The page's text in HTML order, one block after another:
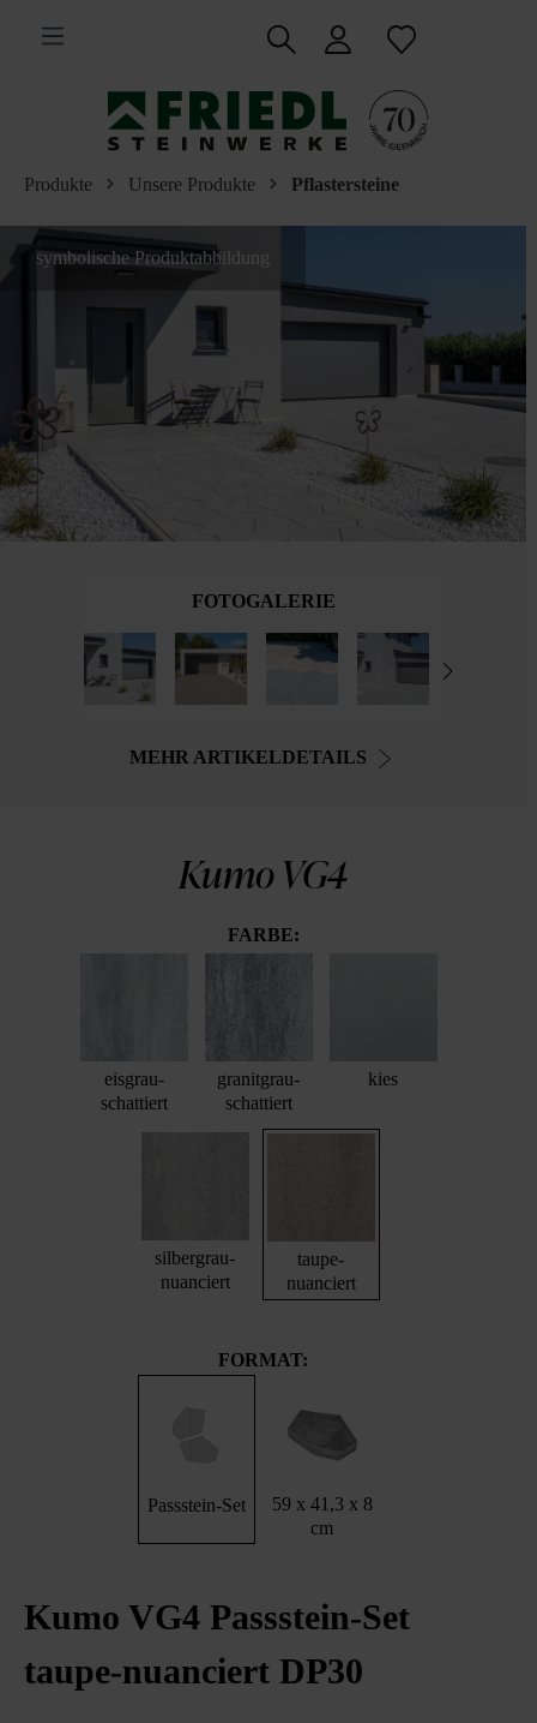
springen
Produkte Unsere Produkte Pflastersteine
symbolische Produktabbildung
FOTOGALERIE
MEHR ARTIKELDETAILS
Kumo VG4
FARBE:
eisgrau-
schattiert
granitgrau-
schattiert
kies
silbergrau-
nuanciert
taupe-
nuanciert
FORMAT:
Passstein-Set
59 x 41,3 x 8
cm
Kumo VG4 Passstein-Set
taupe-nuanciert DP30